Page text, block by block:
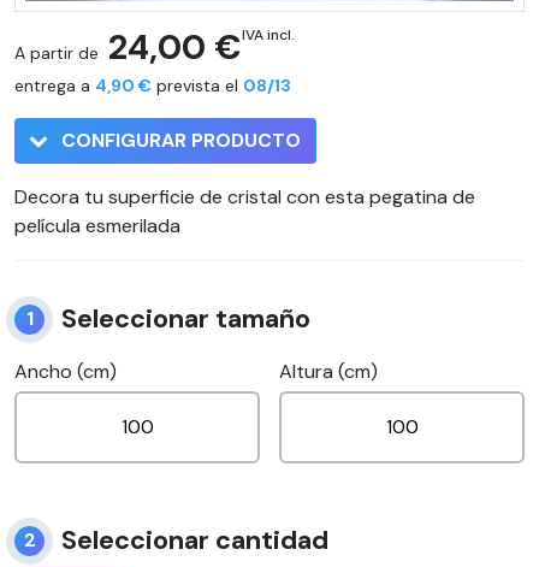
A partir de 24,00 €IVA incl.
entrega a 4,90 € prevista el 08/13
CONFIGURAR PRODUCTO
Decora tu superficie de cristal con esta pegatina de
película esmerilada
1 Seleccionar tamaño
Ancho (cm) Altura (cm)
2 Seleccionar cantidad